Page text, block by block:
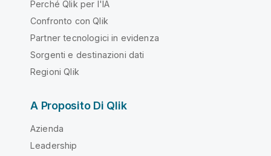
Perché Qlik per l'IA
Confronto con Qlik
Partner tecnologici in evidenza
Sorgenti e destinazioni dati
Regioni Qlik
A Proposito Di Qlik
Azienda
Leadership